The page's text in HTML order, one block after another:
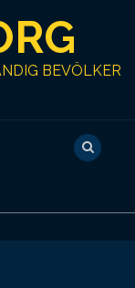
BEVÖLKER